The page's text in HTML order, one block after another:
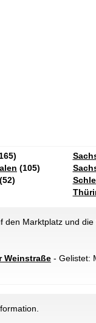
(105)
(52)
den Marktplatz und
Weinstraße - Gelistet: